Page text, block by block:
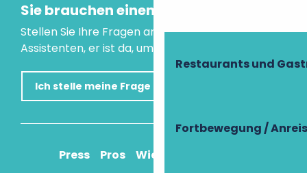
Restaurants und
Fortbewegung /
Sie brauchen einen Rat?
Stellen Sie Ihre Fragen an unseren virtuellen
Assistenten, er ist da, um Ihnen zu helfen.
Ich stelle meine Frage
Press Pros Wie komme ich an?